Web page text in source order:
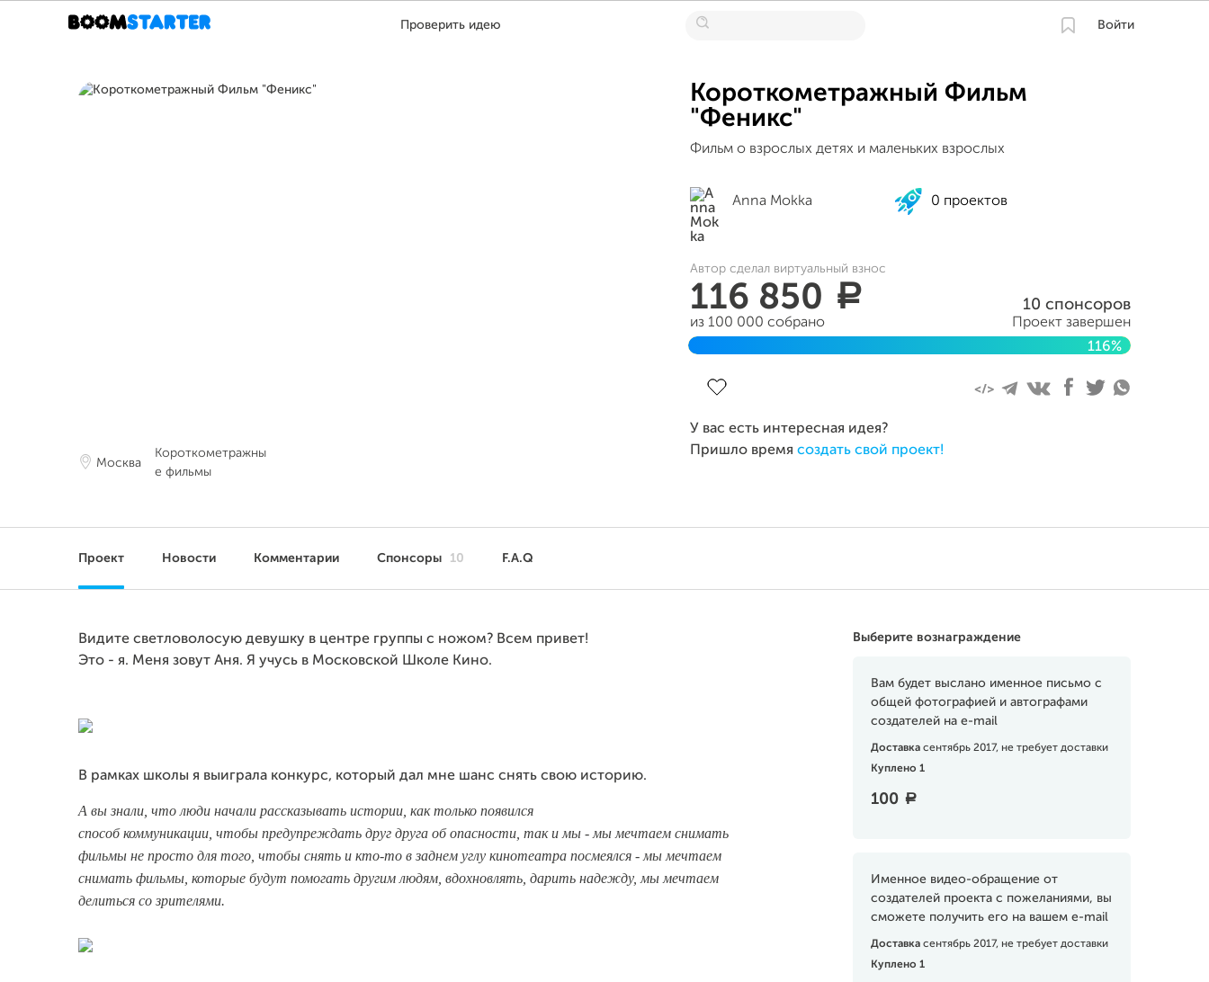
Проверить идею Войти
Москва
Короткометражны
е фильмы
Короткометражный Фильм
"Феникс"
Фильм о взрослых детях и маленьких взрослых
Anna Mokka 0 проектов
Автор сделал виртуальный взнос
116 850 a
из 100 000 собрано
10 спонсоров
Проект завершен
116%
У вас есть интересная идея?
Пришло время создать свой проект!
Проект Новости Комментарии Спонсоры 10 F.A.Q
Выберите вознаграждение
Вам будет выслано именное письмо с
общей фотографией и автографами
создателей на e-mail
Доставка сентябрь 2017, не требует доставки
Куплено 1
100 a
Именное видео-обращение от
создателей проекта с пожеланиями, вы
сможете получить его на вашем e-mail
Доставка сентябрь 2017, не требует доставки
Куплено 1
Видите светловолосую девушку в центре группы с ножом? Всем привет!
Это - я. Меня зовут Аня. Я учусь в Московской Школе Кино.
В рамках школы я выиграла конкурс, который дал мне шанс снять свою историю.
А вы знали, что люди начали рассказывать истории, как только появился
способ коммуникации, чтобы предупреждать друг друга об опасности, так и мы - мы мечтаем снимать
фильмы не просто для того, чтобы снять и кто-то в заднем углу кинотеатра посмеялся - мы мечтаем
снимать фильмы, которые будут помогать другим людям, вдохновлять, дарить надежду, мы мечтаем
делиться со зрителями.